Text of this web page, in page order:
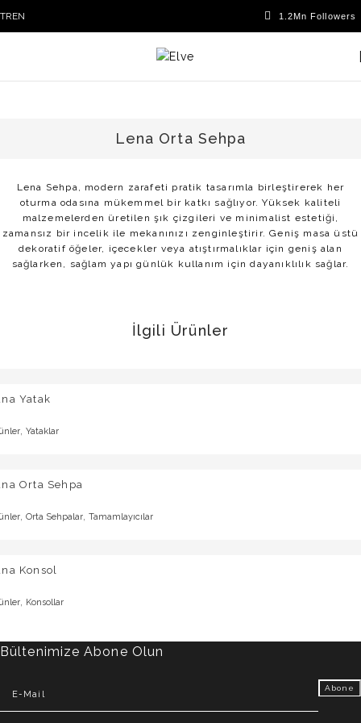
TREN
Lena Orta Sehpa
Lena Sehpa, modern zarafeti pratik tasarımla birleştirerek her
oturma odasına mükemmel bir katkı sağlıyor. Yüksek kaliteli
malzemelerden üretilen şık çizgileri ve minimalist estetiği,
zamansız bir incelik ile mekanınızı zenginleştirir. Geniş masa üstü
dekoratif öğeler, içecekler veya atıştırmalıklar için geniş alan
sağlarken, sağlam yapı günlük kullanım için dayanıklılık sağlar.
İlgili Ürünler
Yatak
, Yataklar
Orta Sehpa
, Orta Sehpalar, Tamamlayıcılar
Konsol
, Konsollar
Bültenimize Abone Olun